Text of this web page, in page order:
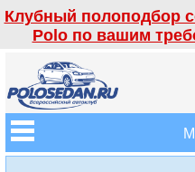
Клубный полоподбор
Polo по вашим